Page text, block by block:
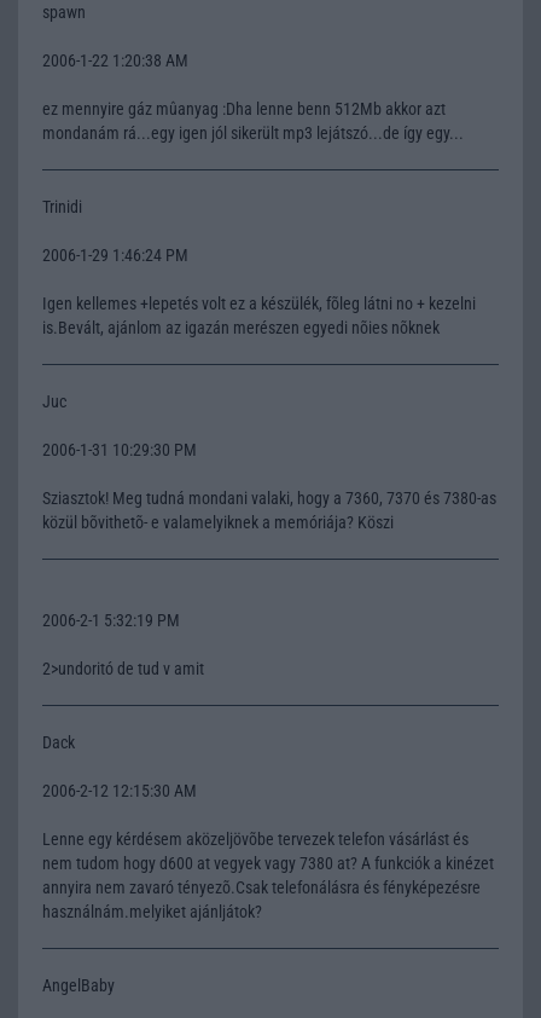
spawn
2006-1-22 1:20:38 AM
ez mennyire gáz mûanyag :Dha lenne benn 512Mb akkor azt
mondanám rá...egy igen jól sikerült mp3 lejátszó...de így egy...
Trinidi
2006-1-29 1:46:24 PM
Igen kellemes +lepetés volt ez a készülék, fõleg látni no + kezelni
is.Bevált, ajánlom az igazán merészen egyedi nõies nõknek
Juc
2006-1-31 10:29:30 PM
Sziasztok! Meg tudná mondani valaki, hogy a 7360, 7370 és 7380-as
közül bõvithetõ- e valamelyiknek a memóriája? Köszi
2006-2-1 5:32:19 PM
2>undoritó de tud v amit
Dack
2006-2-12 12:15:30 AM
Lenne egy kérdésem aközeljövõbe tervezek telefon vásárlást és
nem tudom hogy d600 at vegyek vagy 7380 at? A funkciók a kinézet
annyira nem zavaró tényezõ.Csak telefonálásra és fényképezésre
használnám.melyiket ajánljátok?
AngelBaby